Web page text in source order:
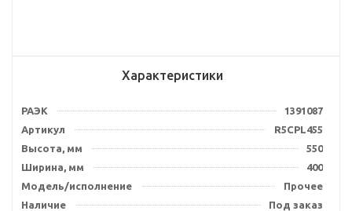
Характеристики
РАЭК
1391087
Артикул
R5CPL455
Высота, мм
550
Ширина, мм
400
Модель/исполнение
Прочее
Наличие
Под заказ